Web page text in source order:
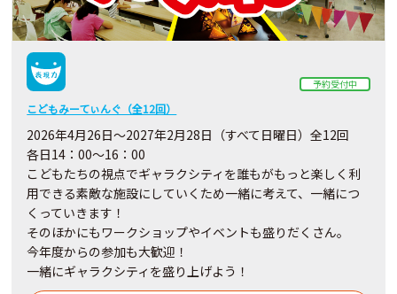
予約受付中
こどもみーてぃんぐ（全12回）
2026年4月26日～2027年2月28日（すべて日曜日）全12回
各日14：00～16：00
こどもたちの視点でギャラクシティを誰もがもっと楽しく利
用できる素敵な施設にしていくため一緒に考えて、一緒につ
くっていきます！
そのほかにもワークショップやイベントも盛りだくさん。
今年度からの参加も大歓迎！
一緒にギャラクシティを盛り上げよう！